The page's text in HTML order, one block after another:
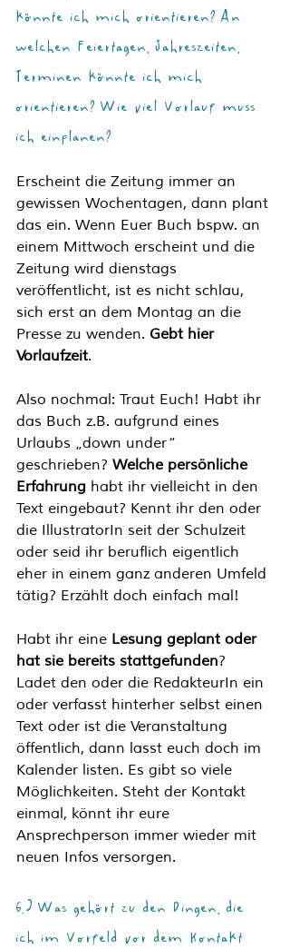
könnte ich mich orientieren? An
welchen Feiertagen, Jahreszeiten,
Terminen könnte ich mich
orientieren? Wie viel Vorlauf muss
ich einplanen?
Erscheint die Zeitung immer an
gewissen Wochentagen, dann plant
das ein. Wenn Euer Buch bspw. an
einem Mittwoch erscheint und die
Zeitung wird dienstags
veröffentlicht, ist es nicht schlau,
sich erst an dem Montag an die
Presse zu wenden. Gebt hier
Vorlaufzeit.
Also nochmal: Traut Euch! Habt ihr
das Buch z.B. aufgrund eines
Urlaubs „down under“
geschrieben? Welche persönliche
Erfahrung habt ihr vielleicht in den
Text eingebaut? Kennt ihr den oder
die IllustratorIn seit der Schulzeit
oder seid ihr beruflich eigentlich
eher in einem ganz anderen Umfeld
tätig? Erzählt doch einfach mal!
Habt ihr eine Lesung geplant oder
hat sie bereits stattgefunden?
Ladet den oder die RedakteurIn ein
oder verfasst hinterher selbst einen
Text oder ist die Veranstaltung
öffentlich, dann lasst euch doch im
Kalender listen. Es gibt so viele
Möglichkeiten. Steht der Kontakt
einmal, könnt ihr eure
Ansprechperson immer wieder mit
neuen Infos versorgen.
6.) Was gehört zu den Dingen, die
ich im Vorfeld vor dem Kontakt